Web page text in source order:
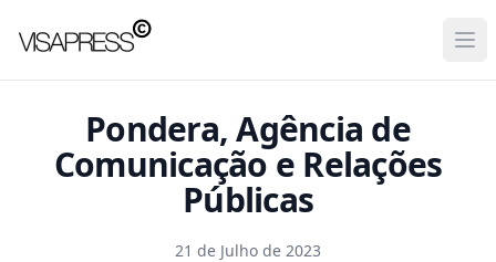
Visapress
Pondera, Agência de
Comunicação e Relações
Públicas
21 de Julho de 2023